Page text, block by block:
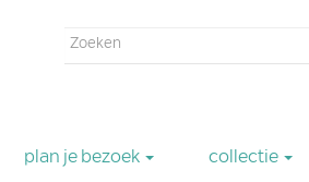
Zoekveld
plan je bezoek collectie